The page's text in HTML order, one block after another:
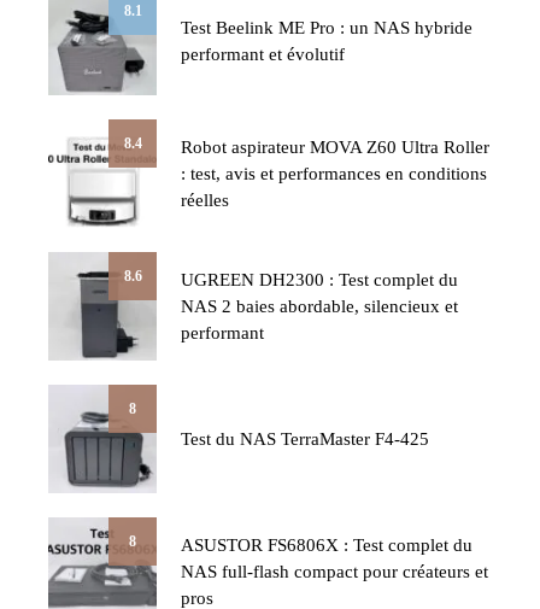
8.1
Test Beelink ME Pro : un NAS hybride
performant et évolutif
8.4
Robot aspirateur MOVA Z60 Ultra Roller
: test, avis et performances en conditions
réelles
8.6
UGREEN DH2300 : Test complet du
NAS 2 baies abordable, silencieux et
performant
8
Test du NAS TerraMaster F4-425
8
ASUSTOR FS6806X : Test complet du
NAS full-flash compact pour créateurs et
pros